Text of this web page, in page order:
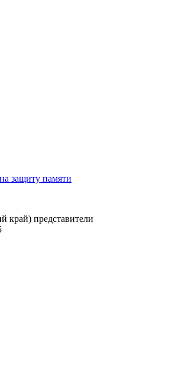
защиту памяти
край) представители